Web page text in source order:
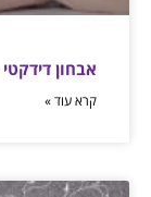
אבחון
קרא עוד »